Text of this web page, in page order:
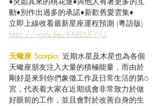
動♦別作出過多的承諾♦新歡舊愛雲集♦
立即上線收看最新星座運程預測 (粵語版)
https://youtu.be/lFARDUFYjjU
天蠍座 Scorpio: 近期水星及木星也為各個
天蠍座朋友注入大量的積極能量，而由於
剛好是來到你們象徵工作及日常生活的第6
宮，代表着大家在近期或會非常致力於做
好眼前的工作，並且會對於改善自身的生